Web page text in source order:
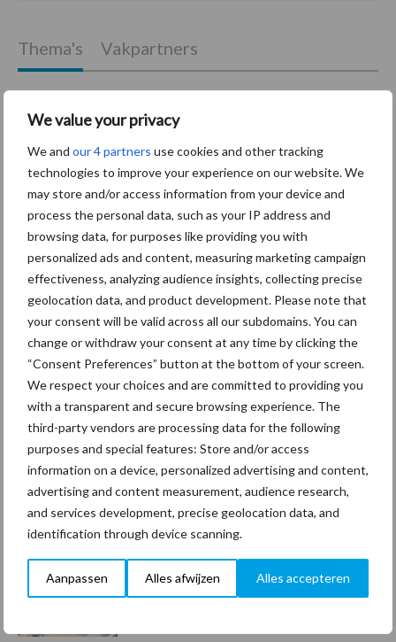
We value your privacy
We and our 4 partners use cookies and other tracking
technologies to improve your experience on our website. We
may store and/or access information from your device and
process the personal data, such as your IP address and
browsing data, for purposes like providing you with
personalized ads and content, measuring marketing campaign
effectiveness, analyzing audience insights, collecting precise
geolocation data, and product development. Please note that
your consent will be valid across all our subdomains. You can
change or withdraw your consent at any time by clicking the
“Consent Preferences” button at the bottom of your screen.
We respect your choices and are committed to providing you
with a transparent and secure browsing experience. The
third-party vendors are processing data for the following
purposes and special features: Store and/or access
information on a device, personalized advertising and content,
advertising and content measurement, audience research,
and services development, precise geolocation data, and
identification through device scanning.
Aanpassen Alles afwijzen Alles accepteren
Primaire
Sidebar
Recent nieuws Partner nieuws
Hervorming flexibele
arbeidscontracten kent mitsen en
maren
29 dec
Freddy van de Ridder Cleaners:
“Glazenwassen zit in m’n bloed,
maar innoveren is mijn toekomst”
24 dec
Friendship Sports Centre maakt
vrienden voor het leven
Thema's Vakpartners
Coronavirus UVC
Toon meer